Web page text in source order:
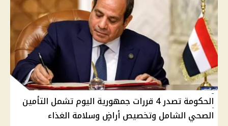
الحكومة تصدر 4 قررات جمهورية اليوم تشمل التأمين
الصحي الشامل وتخصيص أراضٍ وسلامة الغذاء